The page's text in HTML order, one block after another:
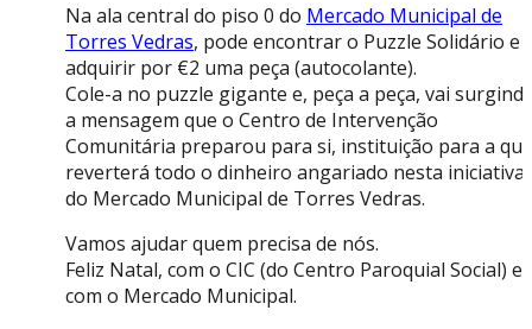
Na ala central do piso 0 do Mercado Municipal de
Torres Vedras, pode encontrar o Puzzle Solidário e
adquirir por €2 uma peça (autocolante).
Cole-a no puzzle gigante e, peça a peça, vai
a mensagem que o Centro de Intervenção
Comunitária preparou para si, instituição para a
reverterá todo o dinheiro angariado nesta iniciativa
do Mercado Municipal de Torres Vedras.
Vamos ajudar quem precisa de nós.
Feliz Natal, com o CIC (do Centro Paroquial Social) e
com o Mercado Municipal.